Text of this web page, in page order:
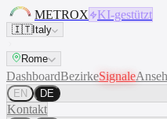
METROX KI-gestützt
🇮🇹Italy
Rome
DashboardBezirkeSignale
EN DE
Kontakt